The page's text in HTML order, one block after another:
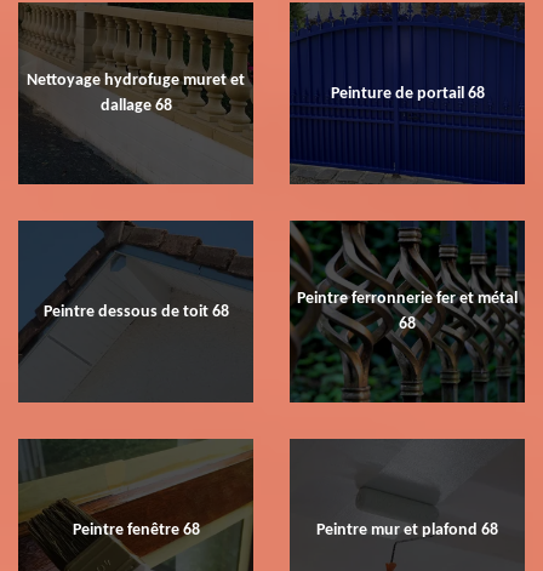
Nettoyage hydrofuge muret et
dallage 68
Peinture de portail 68
Peintre dessous de toit 68
Peintre ferronnerie fer et métal
68
Peintre fenêtre 68 Peintre mur et plafond 68